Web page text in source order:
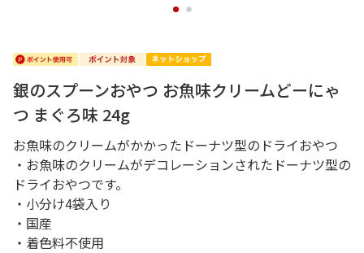
1 2
銀のスプーンおやつ お魚味クリームどーにゃ
つ まぐろ味 24g
お魚味のクリームがかかったドーナツ型のドライおやつ
・お魚味のクリームがデコレーションされたドーナツ型の
ドライおやつです。
・小分け4袋入り
・国産
・着色料不使用